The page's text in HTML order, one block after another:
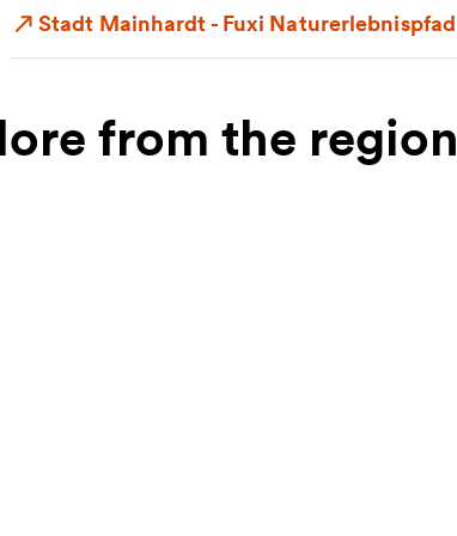
Stadt Mainhardt - Fuxi Naturerlebnispfad
from the region